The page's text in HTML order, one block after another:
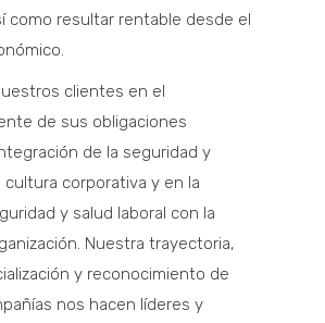
como resultar rentable desde el
clientes en el
de sus obligaciones
de la seguridad y
cultura corporativa y en la
y salud laboral con la
Nuestra trayectoria,
y reconocimiento de
nos hacen líderes y